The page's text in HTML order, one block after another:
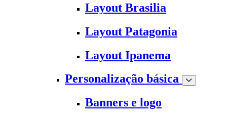
Layout Brasilia
Layout Patagonia
Layout Ipanema
Personalização básica
Banners e logo